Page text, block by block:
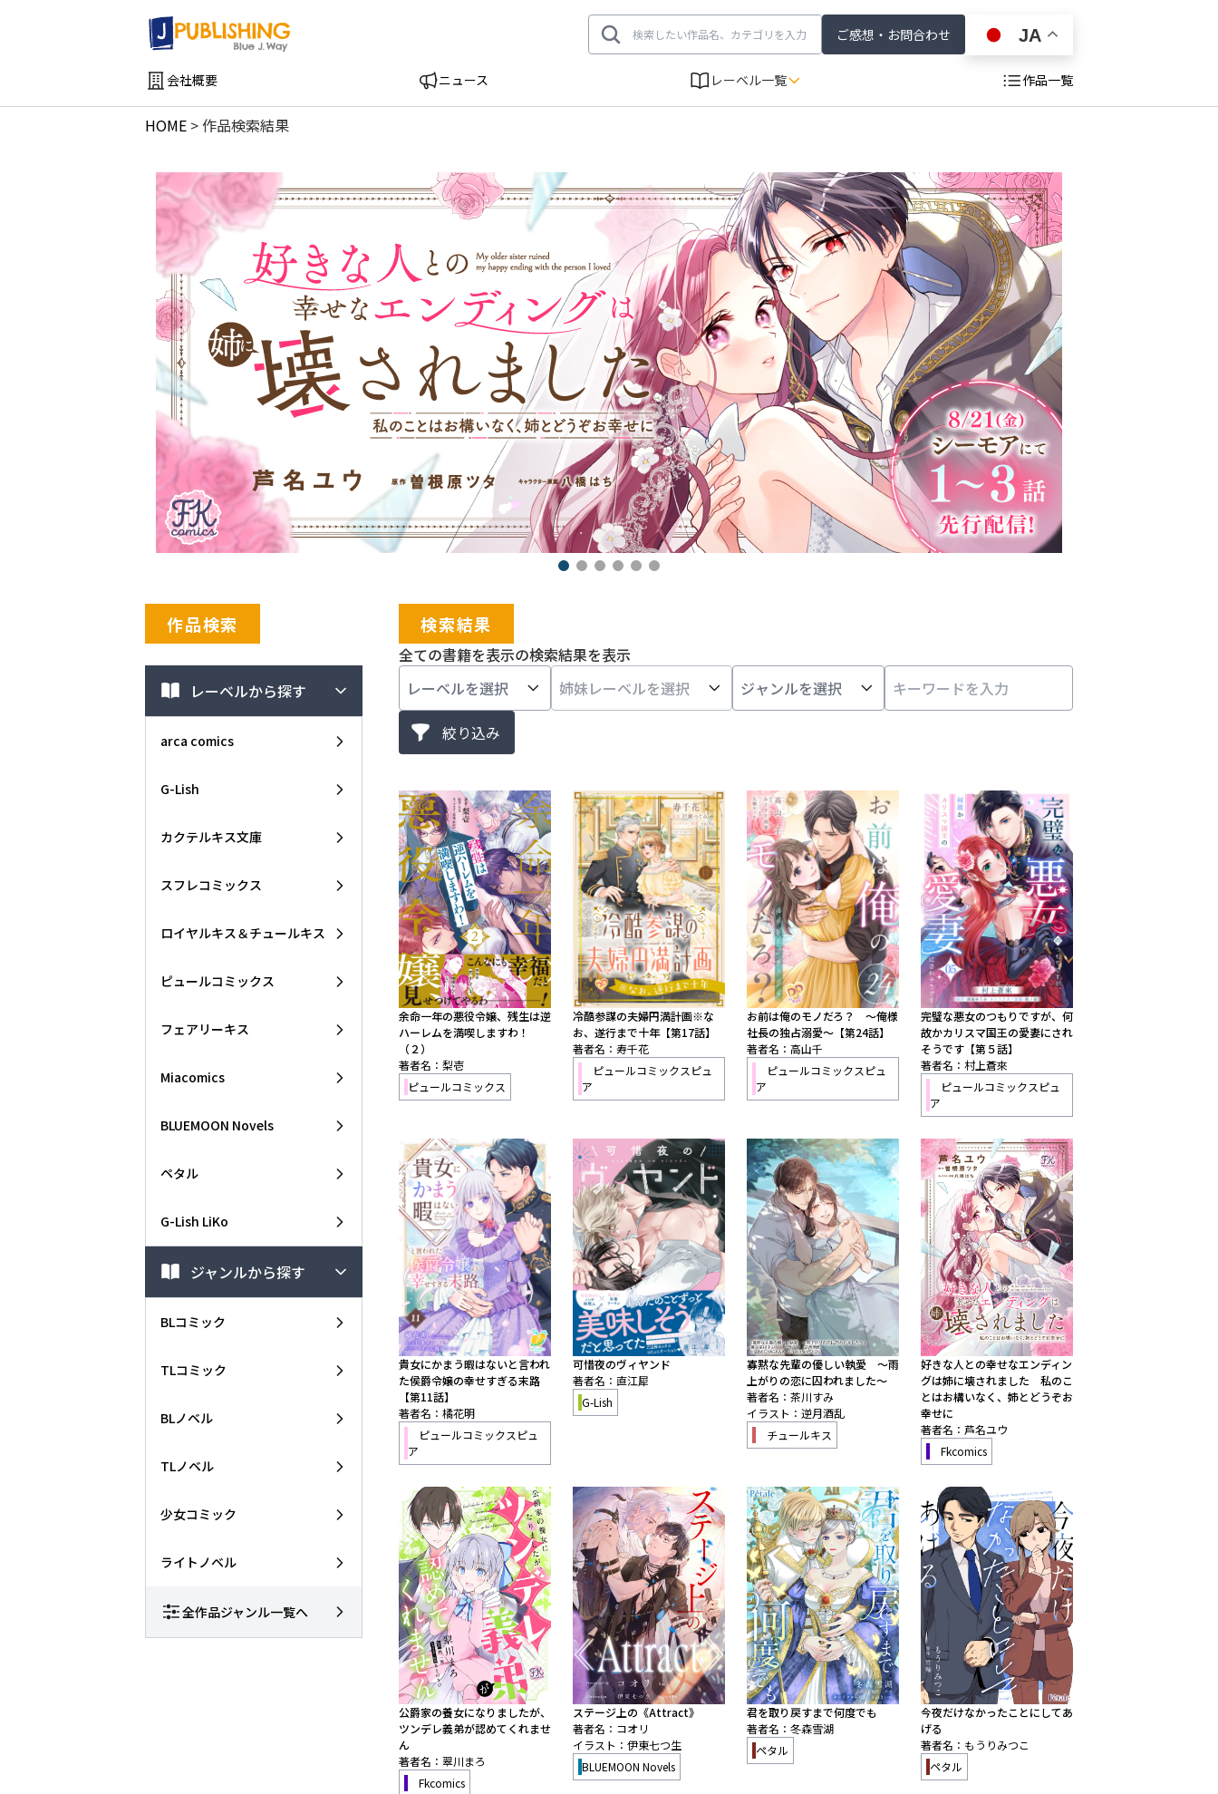
ご感想・お問合わせ JA
会社概要 ニュース レーベル一覧 作品一覧
HOME >作品検索結果
作品検索
レーベルから探す
arca comics
G-Lish
カクテルキス文庫
スフレコミックス
ロイヤルキス＆チュールキス
ピュールコミックス
フェアリーキス
Miacomics
BLUEMOON Novels
ペタル
G-Lish LiKo
ジャンルから探す
BLコミック
TLコミック
BLノベル
TLノベル
少女コミック
ライトノベル
全作品ジャンル一覧へ
検索結果
全ての書籍を表示の検索結果を表示
余命一年の悪役令嬢、残生は逆
ハーレムを満喫しますわ！
（２）
著者名：梨壱
ピュールコミックス
冷酷参謀の夫婦円満計画※な
お、遂行まで十年【第17話】
著者名：寿千花
ピュールコミックスピュ
ア
お前は俺のモノだろ？ 〜俺様
社長の独占溺愛〜【第24話】
著者名：高山千
ピュールコミックスピュ
ア
完璧な悪女のつもりですが、何
故かカリスマ国王の愛妻にされ
そうです【第５話】
著者名：村上蒼來
ピュールコミックスピュ
ア
貴女にかまう暇はないと言われ
た侯爵令嬢の幸せすぎる末路
【第11話】
著者名：橘花明
ピュールコミックスピュ
ア
可惜夜のヴィヤンド
著者名：直江犀
G-Lish
寡黙な先輩の優しい執愛 ～雨
上がりの恋に囚われました～
著者名：茶川すみ
イラスト：逆月酒乱
チュールキス
好きな人との幸せなエンディン
グは姉に壊されました 私のこ
とはお構いなく、姉とどうぞお
幸せに
著者名：芦名ユウ
Fkcomics
公爵家の養女になりましたが、
ツンデレ義弟が認めてくれませ
ん
著者名：翠川まろ
Fkcomics
ステージ上の《Attract》
著者名：コオリ
イラスト：伊東七つ生
BLUEMOON Novels
君を取り戻すまで何度でも
著者名：冬森雪湖
ペタル
今夜だけなかったことにしてあ
げる
著者名：もうりみつこ
ペタル